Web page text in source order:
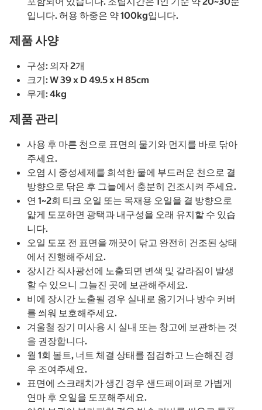
입니다. 허용 하중은 약 100kg입니다.
제품 사양
구성: 의자 2개
크기: W 39 x D 49.5 x H 85cm
무게: 4kg
제품 관리
사용 후 마른 천으로 표면의 물기와 먼지를 바로 닦아
주세요.
오염 시 중성세제를 희석한 물에 부드러운 천으로 결
방향으로 닦은 후 그늘에서 충분히 건조시켜 주세요.
연 1~2회 티크 오일 또는 목재용 오일을 결 방향으로
얇게 도포하면 광택과 내구성을 오래 유지할 수 있습
니다.
오일 도포 전 표면을 깨끗이 닦고 완전히 건조된 상태
에서 진행해주세요.
장시간 직사광선에 노출되면 변색 및 갈라짐이 발생
할 수 있으니 그늘진 곳에 보관해주세요.
비에 장시간 노출될 경우 실내로 옮기거나 방수 커버
를 씌워 보호해주세요.
겨울철 장기 미사용 시 실내 또는 창고에 보관하는 것
을 권장합니다.
월 1회 볼트, 너트 체결 상태를 점검하고 느슨해진 경
우 조여주세요.
표면에 스크래치가 생긴 경우 샌드페이퍼로 가볍게
연마 후 오일을 도포해주세요.